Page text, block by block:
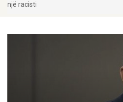
një racisti